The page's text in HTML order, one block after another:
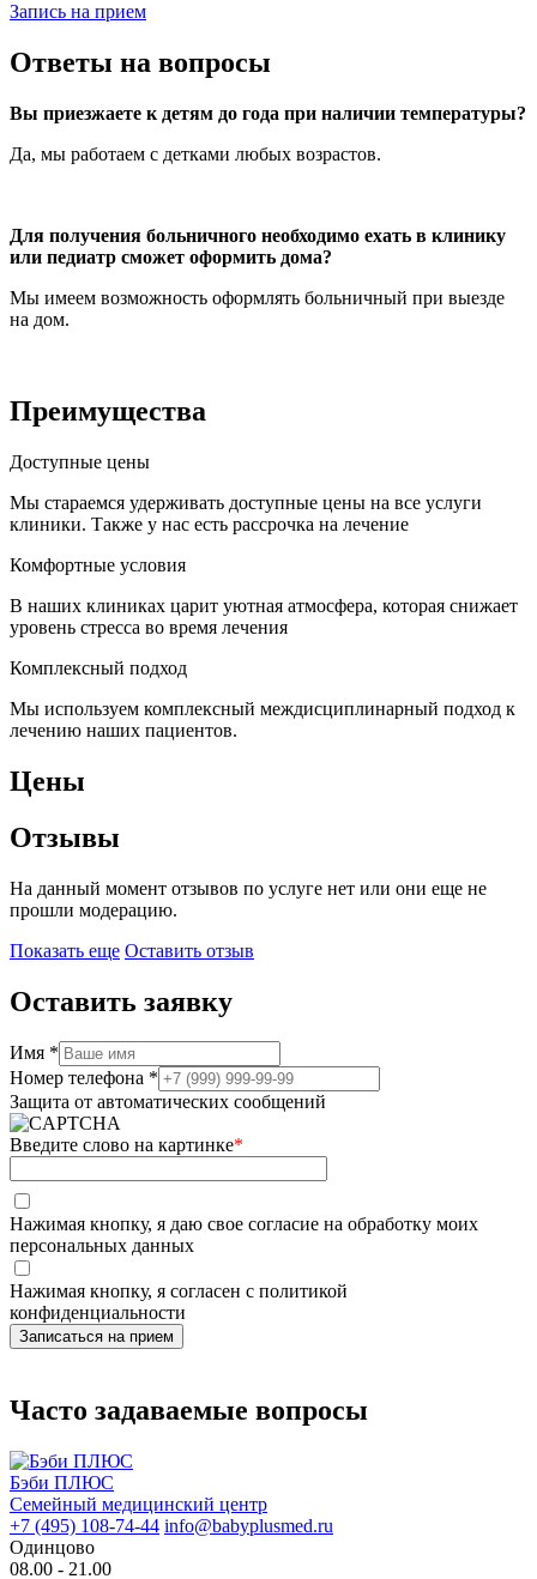
Запись на прием
Ответы на вопросы
Вы приезжаете к детям до года при наличии температуры?
Да, мы работаем с детками любых возрастов.
Для получения больничного необходимо ехать в клинику
или педиатр сможет оформить дома?
Мы имеем возможность оформлять больничный при выезде
на дом.
Преимущества
Доступные цены
Мы стараемся удерживать доступные цены на все услуги
клиники. Также у нас есть рассрочка на лечение
Комфортные условия
В наших клиниках царит уютная атмосфера, которая снижает
уровень стресса во время лечения
Комплексный подход
Мы используем комплексный междисциплинарный подход к
лечению наших пациентов.
Цены
Отзывы
На данный момент отзывов по услуге нет или они еще не
прошли модерацию.
Показать еще Оставить отзыв
Оставить заявку
Имя *
Номер телефона *
Защита от автоматических сообщений
Введите слово на картинке*
Нажимая кнопку, я даю свое согласие на обработку моих
персональных данных
Нажимая кнопку, я согласен с политикой
конфиденциальности
Часто задаваемые вопросы
Бэби ПЛЮС
Семейный медицинский центр
+7 (495) 108-74-44 info@babyplusmed.ru
Одинцово
08.00 - 21.00